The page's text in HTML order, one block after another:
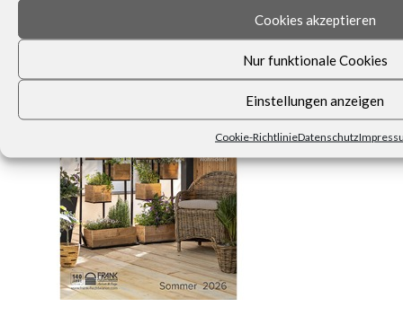
Cookies akzeptieren
Nur funktionale Cookies
Einstellungen anzeigen
Cookie-RichtlinieDatenschutz
UNSER KATALOG